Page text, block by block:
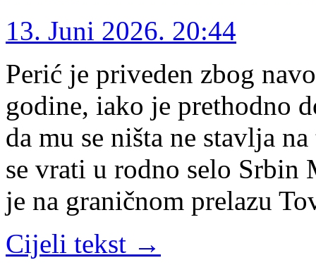
13. Juni 2026. 20:44
Perić je priveden zbog
godine, iako je prethodno
da mu se ništa ne stavlja
se vrati u rodno selo Srbin
je na graničnom prelazu
Cijeli tekst →